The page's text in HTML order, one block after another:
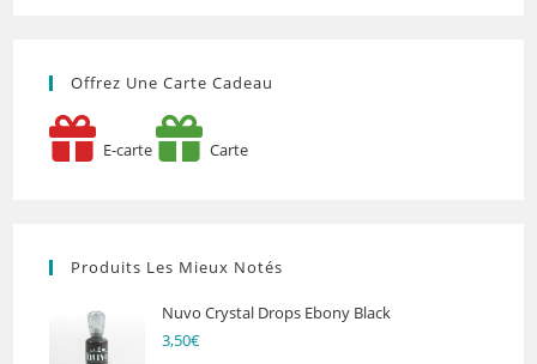
Offrez Une Carte Cadeau
E-carte Carte
Produits Les Mieux Notés
Nuvo Crystal Drops Ebony Black
3,50€